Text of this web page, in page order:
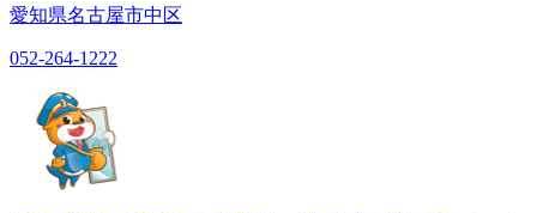
愛知県名古屋市中区
052-264-1222